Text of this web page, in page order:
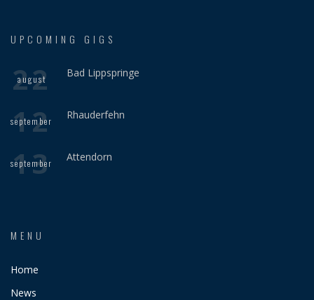
UPCOMING GIGS
22
august Bad Lippspringe
12
september Rhauderfehn
13
september Attendorn
MENU
Home
News